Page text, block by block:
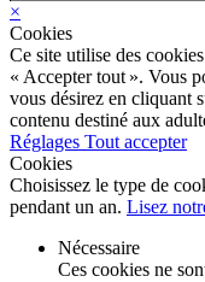
×
Cookies
Ce site utilise des
« Accepter tout ». Vous
vous désirez en cliquant
contenu destiné aux
Réglages Tout accepter
Cookies
Choisissez le type de
pendant un an. Lisez
Nécessaire
Ces cookies ne